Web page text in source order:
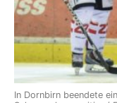
In Dornbirn beendete